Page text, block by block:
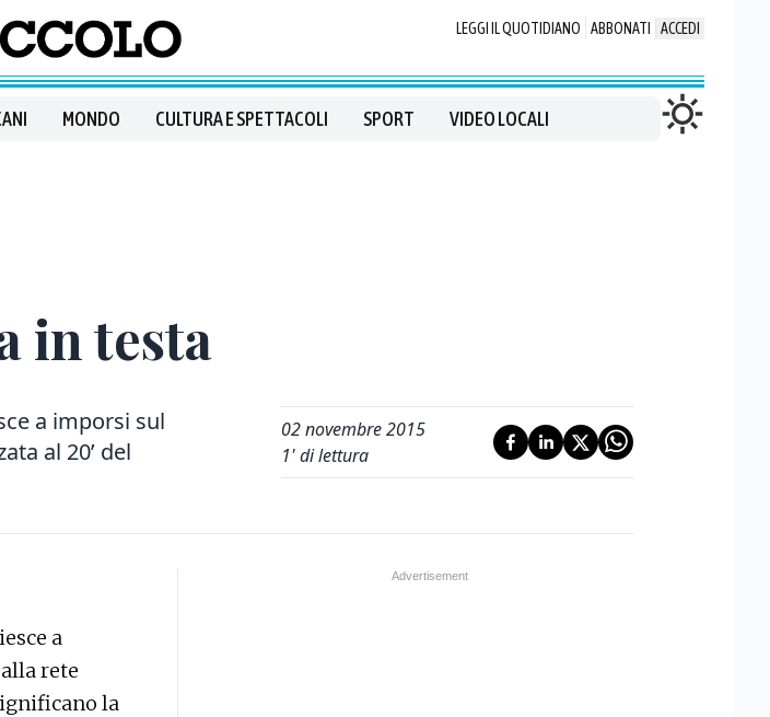
LEGGI IL QUOTIDIANO ABBONATI ACCEDI
MONDO CULTURA E SPETTACOLI SPORT VIDEO LOCALI
in testa
a imporsi sul
al 20’ del
02 novembre 2015
1' di lettura
a
rete
la